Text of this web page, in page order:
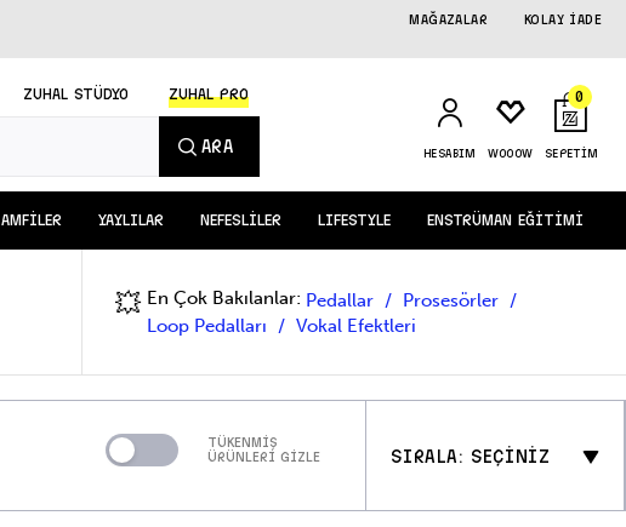
KOLAY İADE
MAĞAZALAR
ZUHAL STÜDYO ZUHAL PRO
ARA HESABIM WOOOW
0
SEPETİM
AMFİLER YAYLILAR NEFESLİLER LIFESTYLE ENSTRÜMAN EĞİTİMİ
💥 En Çok Bakılanlar: Pedallar
Prosesörler
Loop Pedalları
Vokal Efektleri
TÜKENMİŞ
ÜRÜNLERİ GİZLE
SIRALA: SEÇİNİZ